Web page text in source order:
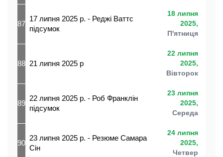
87
17 липня 2025 р. - Реджі Ваттс
підсумок
18 липня
2025,
П'ятниця
88 21 липня 2025 р
22 липня
2025,
Вівторок
89
22 липня 2025 р. - Роб Франклін
підсумок
23 липня
2025,
Середа
90
23 липня 2025 р. - Резюме Самара
Сін
24 липня
2025,
Четвер